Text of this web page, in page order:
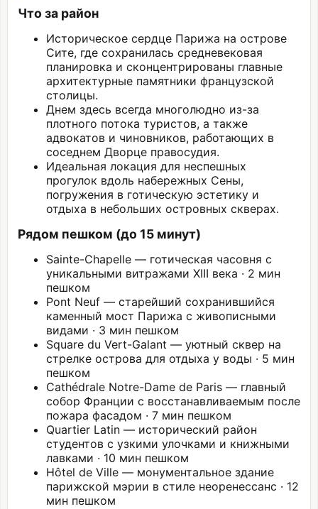
Что за район
Историческое сердце Парижа на острове
Сите, где сохранилась средневековая
планировка и сконцентрированы главные
архитектурные памятники французской
столицы.
Днем здесь всегда многолюдно из-за
плотного потока туристов, а также
адвокатов и чиновников, работающих в
соседнем Дворце правосудия.
Идеальная локация для неспешных
прогулок вдоль набережных Сены,
погружения в готическую эстетику и
отдыха в небольших островных скверах.
Рядом пешком (до 15 минут)
Sainte-Chapelle — готическая часовня с
уникальными витражами XIII века · 2 мин
пешком
Pont Neuf — старейший сохранившийся
каменный мост Парижа с живописными
видами · 3 мин пешком
Square du Vert-Galant — уютный сквер на
стрелке острова для отдыха у воды · 5 мин
пешком
Cathédrale Notre-Dame de Paris — главный
собор Франции с восстанавливаемым после
пожара фасадом · 7 мин пешком
Quartier Latin — исторический район
студентов с узкими улочками и книжными
лавками · 10 мин пешком
Hôtel de Ville — монументальное здание
парижской мэрии в стиле неоренессанс · 12
мин пешком